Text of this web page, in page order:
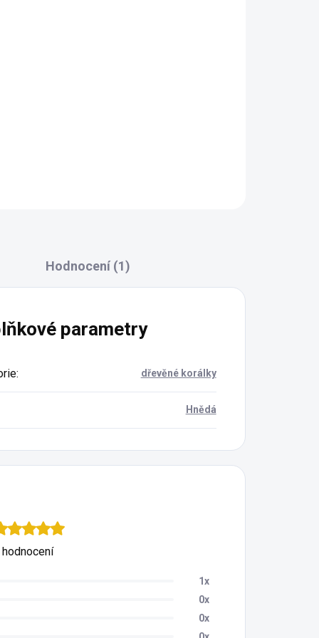
Hodnocení (1)
parametry
: dřevěné korálky
Hnědá
1x
0x
0x